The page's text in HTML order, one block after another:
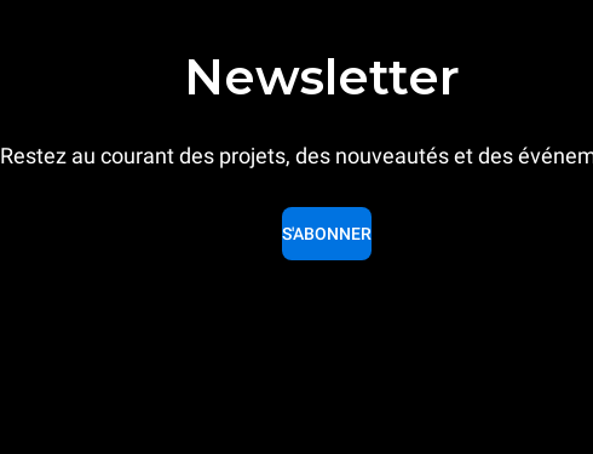
Newsletter
Restez au courant des projets, des nouveautés et des
S'ABONNER